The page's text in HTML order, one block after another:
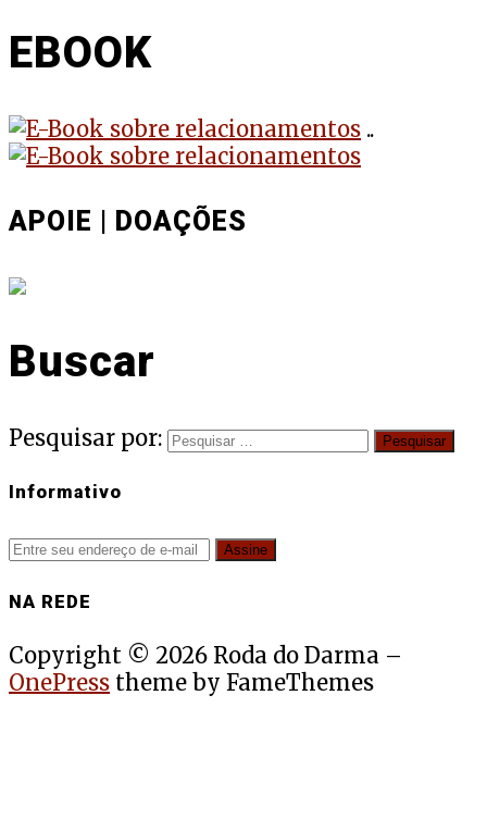
EBOOK
..
APOIE | DOAÇÕES
Buscar
Pesquisar por:
Informativo
NA REDE
Copyright © 2026 Roda do Darma –
OnePress theme by FameThemes